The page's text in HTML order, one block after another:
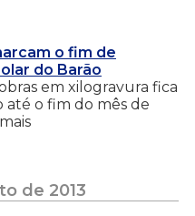
o fim de
do Barão
em xilogravura fica
até o fim do mês de
de 2013